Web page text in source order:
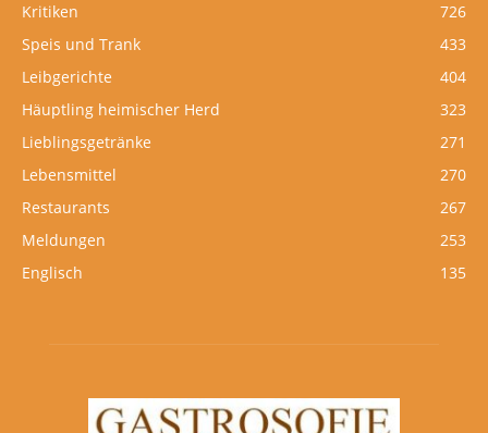
Kritiken
726
Speis und Trank
433
Leibgerichte
404
Häuptling heimischer Herd
323
Lieblingsgetränke
271
Lebensmittel
270
Restaurants
267
Meldungen
253
Englisch
135